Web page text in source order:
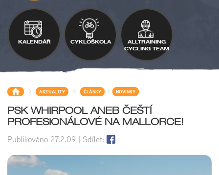
KALENDÁŘ CYKLOŠKOLA
ALLTRAINING
CYCLING TEAM
> AKTUALITY > ČLÁNKY > NOVINKY
PSK WHIRPOOL ANEB ČEŠTÍ
PROFESIONÁLOVÉ NA MALLORCE!
Publikováno 27.2.09 | Sdílet: